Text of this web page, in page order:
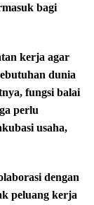
bagi
kerja agar
dunia
fungsi balai
perlu
usaha,
dengan
peluang kerja